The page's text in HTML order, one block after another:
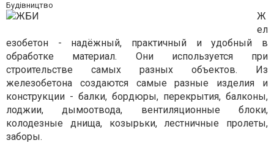
Будівництво
Ж
ел
езобетон - надёжный, практичный и удобный в
обработке материал. Они используется при
строительстве самых разных объектов. Из
железобетона создаются самые разные изделия и
конструкции - балки, бордюры, перекрытия, балконы,
лоджии, дымоотвода, вентиляционные блоки,
колодезные днища, козырьки, лестничные пролеты,
заборы.